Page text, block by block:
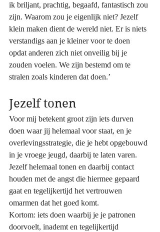
ik briljant, prachtig, begaafd, fantastisch zou
zijn. Waarom zou je eigenlijk niet? Jezelf
klein maken dient de wereld niet. Er is niets
verstandigs aan je kleiner voor te doen
opdat anderen zich niet onveilig bij je
zouden voelen. We zijn bestemd om te
stralen zoals kinderen dat doen.’
Jezelf tonen
Voor mij betekent groot zijn iets durven
doen waar jij helemaal voor staat, en je
overlevingsstrategie, die je hebt opgebouwd
in je vroege jeugd, daarbij te laten varen.
Jezelf helemaal tonen en daarbij contact
houden met de angst die hiermee gepaard
gaat en tegelijkertijd het vertrouwen
omarmen dat het goed komt.
Kortom: iets doen waarbij je je patronen
doorvoelt, inademt en tegelijkertijd